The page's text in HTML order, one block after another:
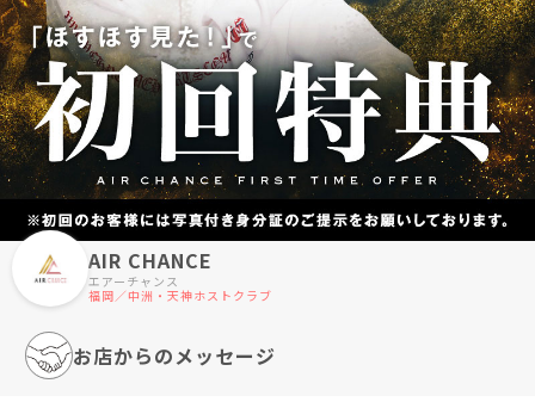
AIR CHANCE
エアーチャンス
福岡／中洲・天神ホストクラブ
お店からのメッセージ